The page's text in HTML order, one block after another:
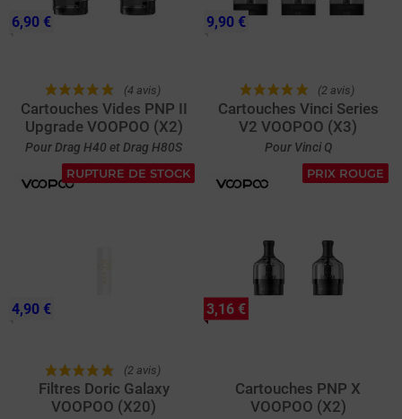
(4 avis)
Cartouches Vides PNP II
Upgrade VOOPOO (X2)
Pour Drag H40 et Drag H80S
6,90 €
(2 avis)
Cartouches Vinci Series
V2 VOOPOO (X3)
Pour Vinci Q
9,90 €
RUPTURE DE STOCK
(2 avis)
Filtres Doric Galaxy
VOOPOO (X20)
4,90 €
PRIX ROUGE
Cartouches PNP X
VOOPOO (X2)
3,16 €